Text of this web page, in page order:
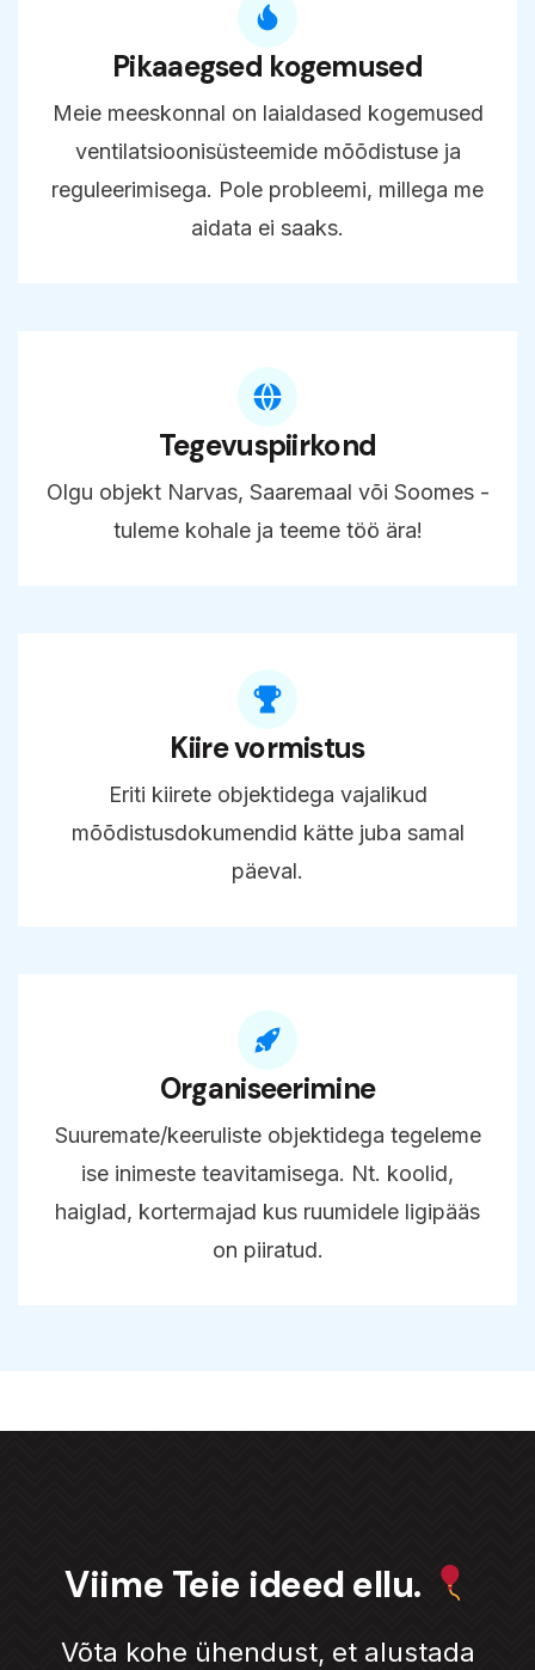
Pikaaegsed kogemused
Meie meeskonnal on laialdased kogemused
ventilatsioonisüsteemide mõõdistuse ja
reguleerimisega. Pole probleemi, millega me
aidata ei saaks.
Tegevuspiirkond
Olgu objekt Narvas, Saaremaal või Soomes -
tuleme kohale ja teeme töö ära!
Kiire vormistus
Eriti kiirete objektidega vajalikud
mõõdistusdokumendid kätte juba samal
päeval.
Organiseerimine
Suuremate/keeruliste objektidega tegeleme
ise inimeste teavitamisega. Nt. koolid,
haiglad, kortermajad kus ruumidele ligipääs
on piiratud.
Viime Teie ideed ellu.
Võta kohe ühendust, et alustada